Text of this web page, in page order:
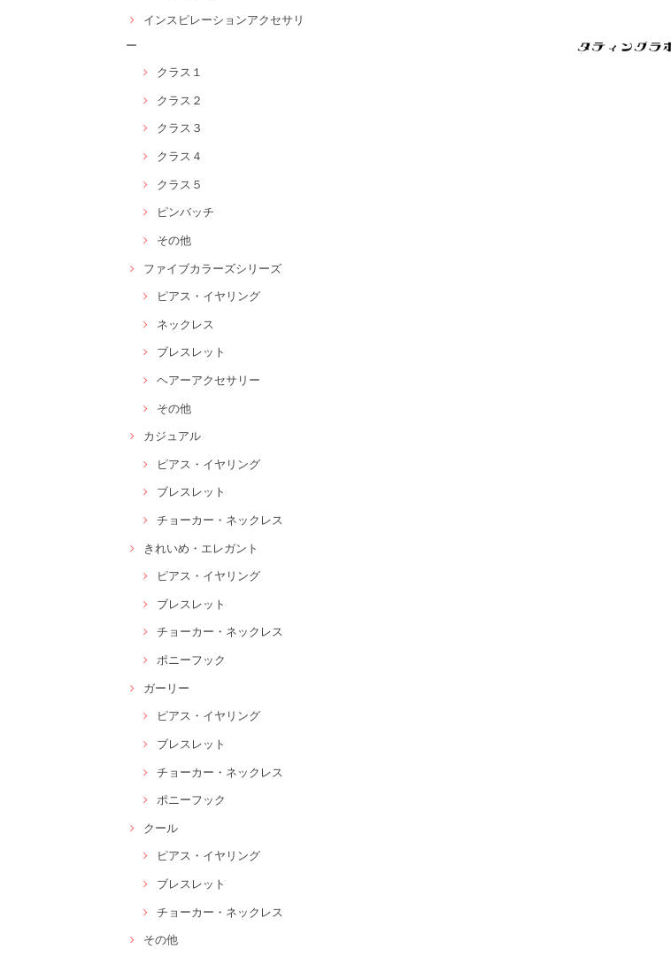
インスピレーションアクセサリ
ー
クラス１
クラス２
クラス３
クラス４
クラス５
ピンバッチ
その他
ファイブカラーズシリーズ
ピアス・イヤリング
ネックレス
ブレスレット
ヘアーアクセサリー
その他
カジュアル
ピアス・イヤリング
ブレスレット
チョーカー・ネックレス
きれいめ・エレガント
ピアス・イヤリング
ブレスレット
チョーカー・ネックレス
ポニーフック
ガーリー
ピアス・イヤリング
ブレスレット
チョーカー・ネックレス
ポニーフック
クール
ピアス・イヤリング
ブレスレット
チョーカー・ネックレス
その他